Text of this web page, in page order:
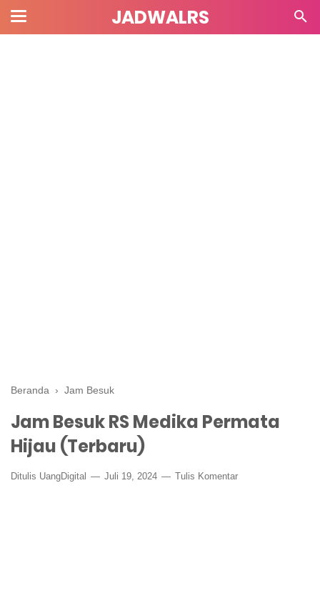
JADWALRS
Beranda › Jam Besuk
Jam Besuk RS Medika Permata
Hijau (Terbaru)
Ditulis UangDigital Juli 19, 2024 Tulis Komentar